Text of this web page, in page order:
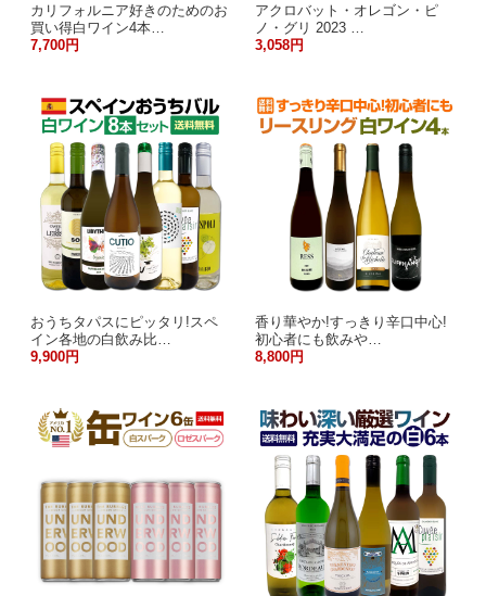
カリフォルニア好きのためのお
買い得白ワイン4本…
7,700円
アクロバット・オレゴン・ピ
ノ・グリ 2023 …
3,058円
おうちタパスにピッタリ!スペ
イン各地の白飲み比…
9,900円
香り華やか!すっきり辛口中心!
初心者にも飲みや…
8,800円